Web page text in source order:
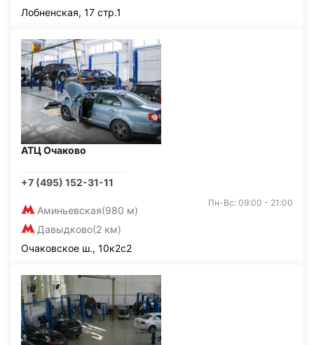
Лобненская, 17 стр.1
АТЦ Очаково
+7 (495) 152-31-11
Аминьевская(980 м)
Давыдково(2 км)
Пн-Вс: 09:00 - 21:00
Очаковское ш., 10к2с2